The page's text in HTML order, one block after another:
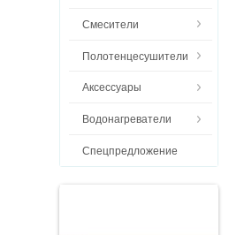
Смесители
Полотенцесушители
Аксессуары
Водонагреватели
Спецпредложение